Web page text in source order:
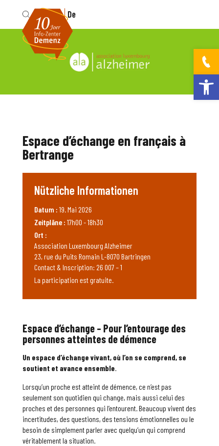
Fr De
Espace d’échange – Pour l’entourage des
personnes atteintes de démence
Un espace d’échange vivant, où l’on se comprend, se
soutient et avance ensemble.
Lorsqu’un proche est atteint de démence, ce n’est pas
seulement son quotidien qui change, mais aussi celui des
proches et des personnes qui l’entourent. Beaucoup vivent des
incertitudes, des questions, des tensions émotionnelles ou le
besoin de simplement parler avec quelqu’un qui comprend
véritablement la situation.
Espace d’échange en français à
Bertrange
Nützliche Informationen
Datum : 19. Mai 2026
Zeitpläne : 17h00 - 18h30
Ort :
Association Luxembourg Alzheimer
23, rue du Puits Romain L-8070 Bartringen
Contact & Inscription: 26 007 – 1
La participation est gratuite.